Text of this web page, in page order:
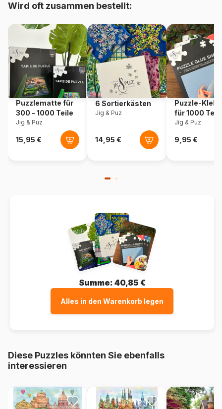
Herkunft Polen
Artikelnummer Trefl-40040
EAN 5900511400403
Teileanzahl 1000 Teile
Maße 68 x 48 cm
Wird oft zusammen bestellt:
Puzzlematte für
300 - 1000 Teile
Jig & Puz
6 Sortierkästen
Jig & Puz
Puzzle-
für 1000
Jig & Puz
Summe: 40,85 €
Alles in den Warenkorb legen
Diese Puzzles könnten Sie ebenfalls
interessieren